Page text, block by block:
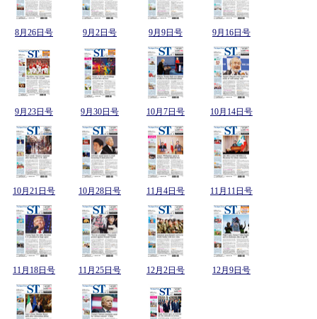
8月26日号 9月2日号 9月9日号 9月16日号
9月23日号 9月30日号 10月7日号 10月14日号
10月21日号 10月28日号 11月4日号 11月11日号
11月18日号 11月25日号 12月2日号 12月9日号